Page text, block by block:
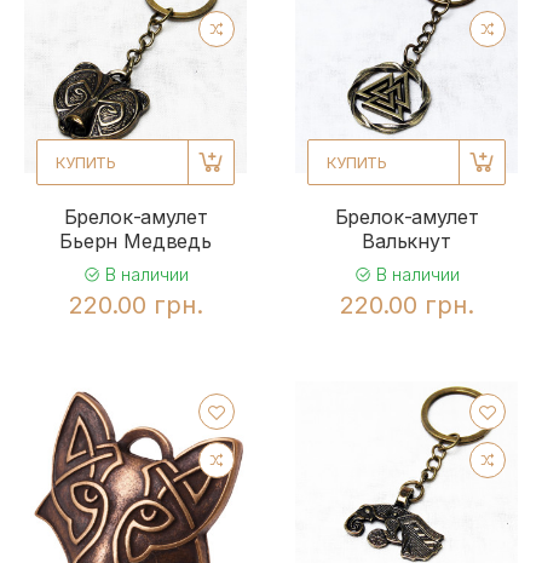
КУПИТЬ
Брелок-амулет
Бьерн Медведь
В наличии
220.00 грн.
КУПИТЬ
Брелок-амулет
Валькнут
В наличии
220.00 грн.